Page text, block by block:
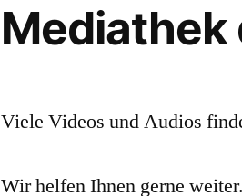
Mediathek
Viele Videos und Audios
Wir helfen Ihnen gerne weiter.